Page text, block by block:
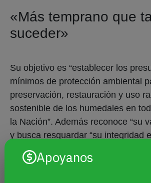
Apoyanos
«Más temprano que
suceder»
Su objetivo es “establecer los
mínimos de protección ambiental
preservación, restauración y uso
sostenible de los humedales en
la Nación”. Además reconoce “su
y busca resguardar “su integridad
asegurando los servicios
brindan”.